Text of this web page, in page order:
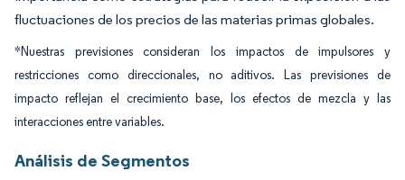
fluctuaciones de los precios de las materias primas globales.
*Nuestras previsiones consideran los impactos de impulsores y
restricciones como direccionales, no aditivos. Las previsiones de
impacto reflejan el crecimiento base, los efectos de mezcla y las
interacciones entre variables.
Análisis de Segmentos